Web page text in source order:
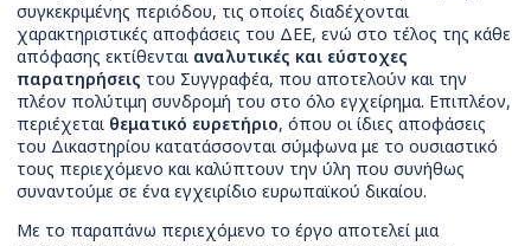
συγκεκριμένης περιόδου, τις οποίες διαδέχονται
χαρακτηριστικές αποφάσεις του ΔΕΕ, ενώ στο τέλος της κάθε
απόφασης εκτίθενται αναλυτικές και εύστοχες
παρατηρήσεις του Συγγραφέα, που αποτελούν και την
πλέον πολύτιμη συνδρομή του στο όλο εγχείρημα. Επιπλέον,
περιέχεται θεματικό ευρετήριο, όπου οι ίδιες αποφάσεις
του Δικαστηρίου κατατάσσονται σύμφωνα με το ουσιαστικό
τους περιεχόμενο και καλύπτουν την ύλη που συνήθως
συναντούμε σε ένα εγχειρίδιο ευρωπαϊκού δικαίου.
Με το παραπάνω περιεχόμενο το έργο αποτελεί μια